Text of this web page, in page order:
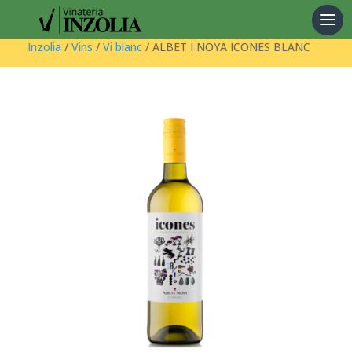
Products
search
Inzolia / Vins / Vi blanc / ALBET I NOYA ICONES BLANC